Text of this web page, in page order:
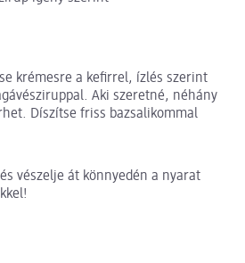
krémesre a kefirrel, ízlés szerint
Aki szeretné, néhány
Díszítse friss bazsalikommal
vészelje át könnyedén a nyarat